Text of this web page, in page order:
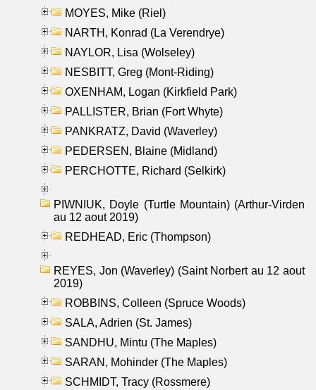
MOYES, Mike (Riel)
NARTH, Konrad (La Verendrye)
NAYLOR, Lisa (Wolseley)
NESBITT, Greg (Mont-Riding)
OXENHAM, Logan (Kirkfield Park)
PALLISTER, Brian (Fort Whyte)
PANKRATZ, David (Waverley)
PEDERSEN, Blaine (Midland)
PERCHOTTE, Richard (Selkirk)
PIWNIUK, Doyle (Turtle Mountain) (Arthur-Virden
au 12 aout 2019)
REDHEAD, Eric (Thompson)
REYES, Jon (Waverley) (Saint Norbert au 12 aout
2019)
ROBBINS, Colleen (Spruce Woods)
SALA, Adrien (St. James)
SANDHU, Mintu (The Maples)
SARAN, Mohinder (The Maples)
SCHMIDT, Tracy (Rossmere)